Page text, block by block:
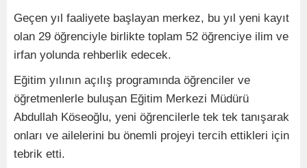
Geçen yıl faaliyete başlayan merkez, bu yıl yeni kayıt
olan 29 öğrenciyle birlikte toplam 52 öğrenciye ilim ve
irfan yolunda rehberlik edecek.
Eğitim yılının açılış programında öğrenciler ve
öğretmenlerle buluşan Eğitim Merkezi Müdürü
Abdullah Köseoğlu, yeni öğrencilerle tek tek tanışarak
onları ve ailelerini bu önemli projeyi tercih ettikleri için
tebrik etti.